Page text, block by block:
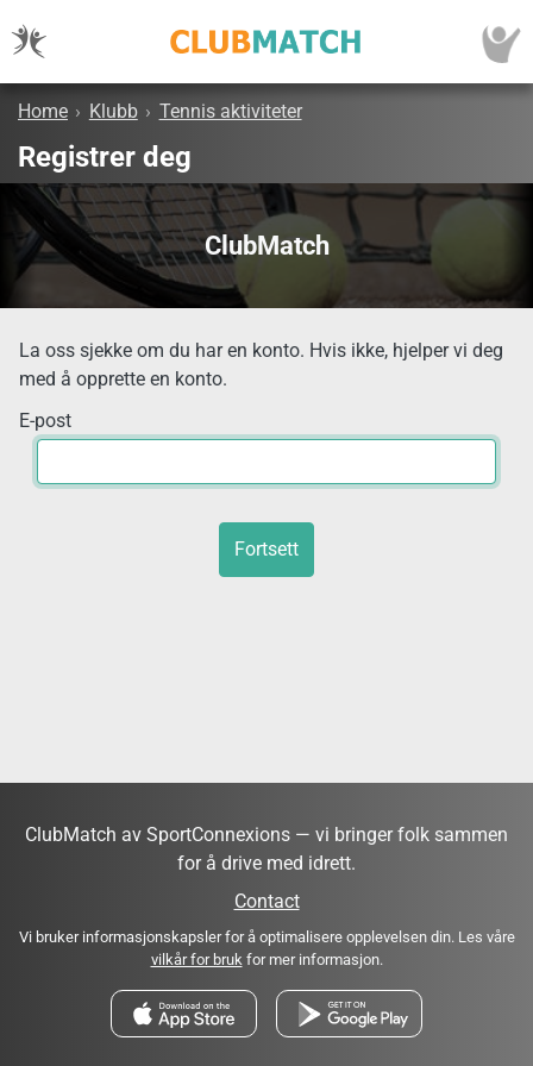
Home › Klubb › Tennis aktiviteter
Registrer deg
ClubMatch
La oss sjekke om du har en konto. Hvis ikke, hjelper vi deg
med å opprette en konto.
E-post
Fortsett
ClubMatch av SportConnexions — vi bringer folk sammen
for å drive med idrett.
Contact
Vi bruker informasjonskapsler for å optimalisere opplevelsen din. Les våre
vilkår for brukfor mer informasjon.